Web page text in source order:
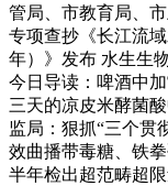
管局、市教育局、
专项查抄《长江流
年）》发布 水生生
今日导读：啤酒中
三天的凉皮米酵菌
监局：狠抓“三个贯
效曲播带毒糖、铁
半年检出超范畴超